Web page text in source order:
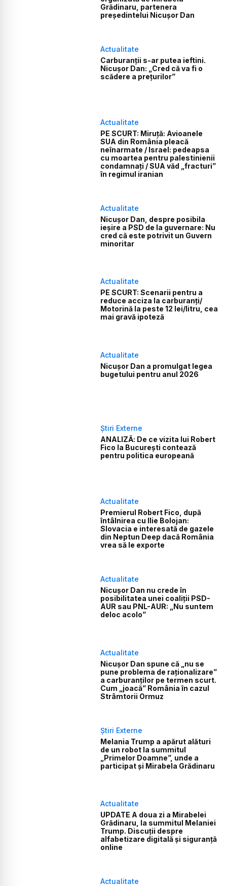
Grădinaru, partenera
președintelui Nicușor Dan
Actualitate
Carburanții s-ar putea ieftini.
Nicușor Dan: „Cred că va fi o
scădere a prețurilor”
Actualitate
PE SCURT: Miruță: Avioanele
SUA din România pleacă
neînarmate / Israel: pedeapsa
cu moartea pentru palestinienii
condamnați / SUA văd „fracturi”
în regimul iranian
Actualitate
Nicușor Dan, despre posibila
ieșire a PSD de la guvernare: Nu
cred că este potrivit un Guvern
minoritar
Actualitate
PE SCURT: Scenarii pentru a
reduce acciza la carburanți/
Motorină la peste 12 lei/litru, cea
mai gravă ipoteză
Actualitate
Nicușor Dan a promulgat legea
bugetului pentru anul 2026
Știri Externe
ANALIZĂ: De ce vizita lui Robert
Fico la București contează
pentru politica europeană
Actualitate
Premierul Robert Fico, după
întâlnirea cu Ilie Bolojan:
Slovacia e interesată de gazele
din Neptun Deep dacă România
vrea să le exporte
Actualitate
Nicușor Dan nu crede în
posibilitatea unei coaliții PSD-
AUR sau PNL-AUR: „Nu suntem
deloc acolo”
Actualitate
Nicușor Dan spune că „nu se
pune problema de raționalizare”
a carburanților pe termen scurt.
Cum „joacă” România în cazul
Strâmtorii Ormuz
Știri Externe
Melania Trump a apărut alături
de un robot la summitul
„Primelor Doamne”, unde a
participat și Mirabela Grădinaru
Actualitate
UPDATE A doua zi a Mirabelei
Grădinaru, la summitul Melaniei
Trump. Discuții despre
alfabetizare digitală și siguranță
online
Actualitate